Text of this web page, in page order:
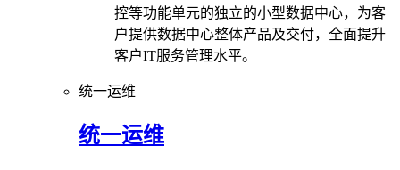
控等功能单元的独立的小型数据中心，为客
户提供数据中心整体产品及交付，全面提升
客户IT服务管理水平。
统一运维
统一运维